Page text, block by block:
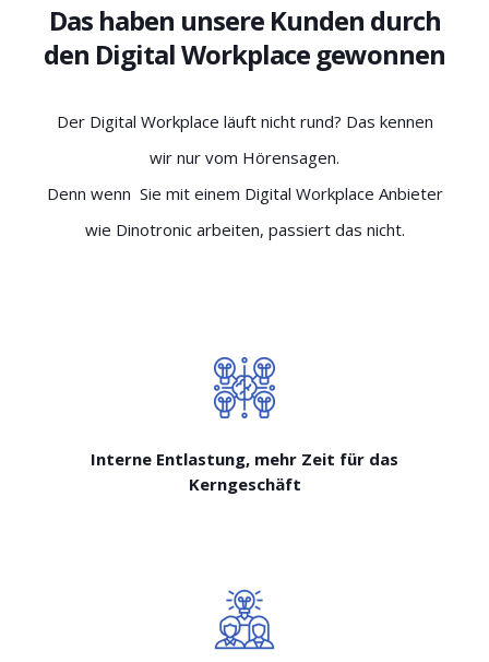
Das haben unsere Kunden durch
den Digital Workplace gewonnen
Der Digital Workplace läuft nicht rund? Das kennen
wir nur vom Hörensagen.
Denn wenn Sie mit einem Digital Workplace Anbieter
wie Dinotronic arbeiten, passiert das nicht.
Interne Entlastung, mehr Zeit für das
Kerngeschäft